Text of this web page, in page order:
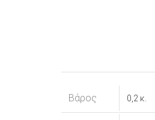
Βάρος 0,2 κ.